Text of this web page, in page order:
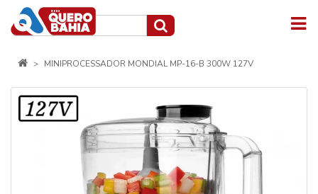
MINIPROCESSADOR MONDIAL MP-16-B 300W 127V